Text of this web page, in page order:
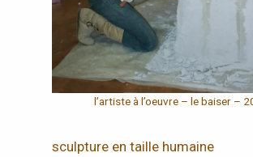
l’artiste à l’oeuvre – le baiser –
sculpture en taille humaine